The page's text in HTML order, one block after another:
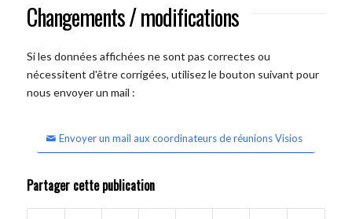
Changements / modifications
Si les données affichées ne sont pas correctes ou
nécessitent d'être corrigées, utilisez le bouton suivant pour
nous envoyer un mail :
Envoyer un mail aux coordinateurs de réunions Visios
Partager cette publication